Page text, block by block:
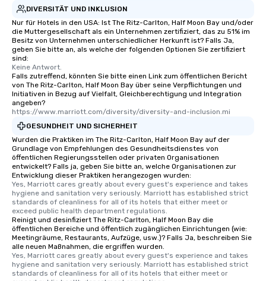
DIVERSITÄT UND INKLUSION
Nur für Hotels in den USA: Ist The Ritz-Carlton, Half Moon Bay und/oder
die Muttergesellschaft als ein Unternehmen zertifiziert, das zu 51% im
Besitz von Unternehmen unterschiedlicher Herkunft ist? Falls Ja,
geben Sie bitte an, als welche der folgenden Optionen Sie zertifiziert
sind:
Keine Antwort.
Falls zutreffend, könnten Sie bitte einen Link zum öffentlichen Bericht
von The Ritz-Carlton, Half Moon Bay über seine Verpflichtungen und
Initiativen in Bezug auf Vielfalt, Gleichberechtigung und Integration
angeben?
https://www.marriott.com/diversity/diversity-and-inclusion.mi
GESUNDHEIT UND SICHERHEIT
Wurden die Praktiken im The Ritz-Carlton, Half Moon Bay auf der
Grundlage von Empfehlungen des Gesundheitsdienstes von
öffentlichen Regierungsstellen oder privaten Organisationen
entwickelt? Falls ja, geben Sie bitte an, welche Organisationen zur
Entwicklung dieser Praktiken herangezogen wurden:
Yes, Marriott cares greatly about every guest's experience and takes
hygiene and sanitation very seriously. Marriott has established strict
standards of cleanliness for all of its hotels that either meet or
exceed public health department regulations.
Reinigt und desinfiziert The Ritz-Carlton, Half Moon Bay die
öffentlichen Bereiche und öffentlich zugänglichen Einrichtungen (wie:
Meetingräume, Restaurants, Aufzüge, usw.)? Falls Ja, beschreiben Sie
alle neuen Maßnahmen, die ergriffen wurden.
Yes, Marriott cares greatly about every guest's experience and takes
hygiene and sanitation very seriously. Marriott has established strict
standards of cleanliness for all of its hotels that either meet or